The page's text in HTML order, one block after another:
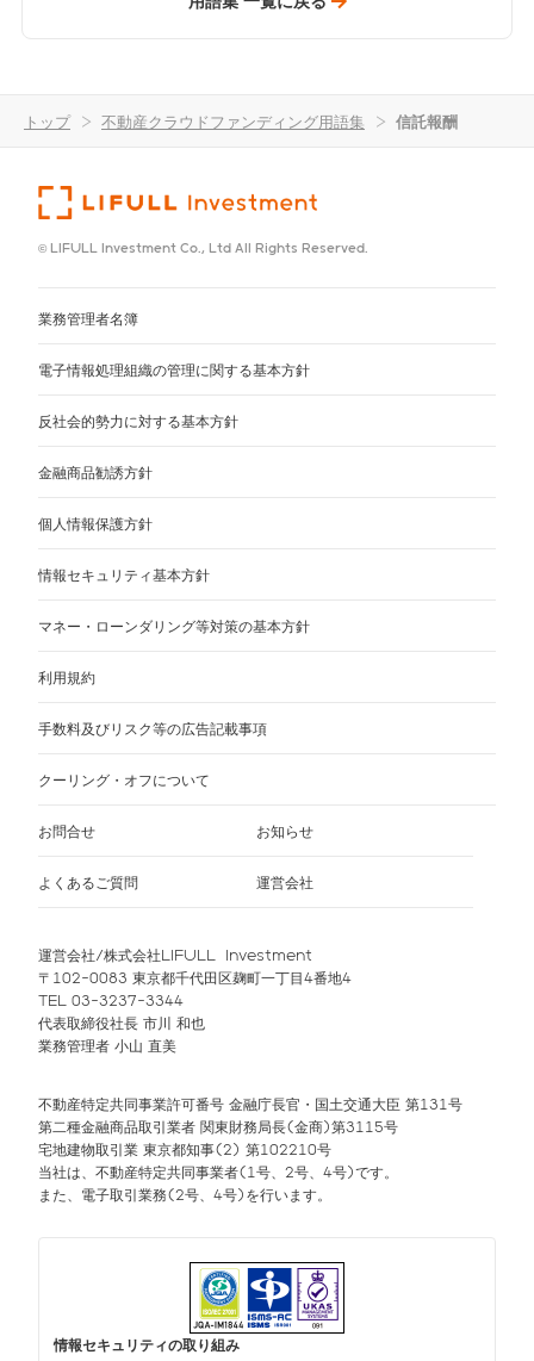
トップ > 不動産クラウドファンディング用語集 > 信託報酬
© LIFULL Investment Co., Ltd All Rights Reserved.
業務管理者名簿
電子情報処理組織の管理に関する基本方針
反社会的勢力に対する基本方針
金融商品勧誘方針
個人情報保護方針
情報セキュリティ基本方針
マネー・ローンダリング等対策の基本方針
利用規約
手数料及びリスク等の広告記載事項
クーリング・オフについて
お問合せ お知らせ
よくあるご質問 運営会社
運営会社/株式会社LIFULL Investment
〒102-0083 東京都千代田区麹町一丁目4番地4
TEL 03-3237-3344
代表取締役社長 市川 和也
業務管理者 小山 直美
不動産特定共同事業許可番号 金融庁長官・国土交通大臣 第131号
第二種金融商品取引業者 関東財務局長(金商)第3115号
宅地建物取引業 東京都知事(2) 第102210号
当社は、不動産特定共同事業者(1号、2号、4号)です。
また、電子取引業務(2号、4号)を行います。
情報セキュリティの取り組み